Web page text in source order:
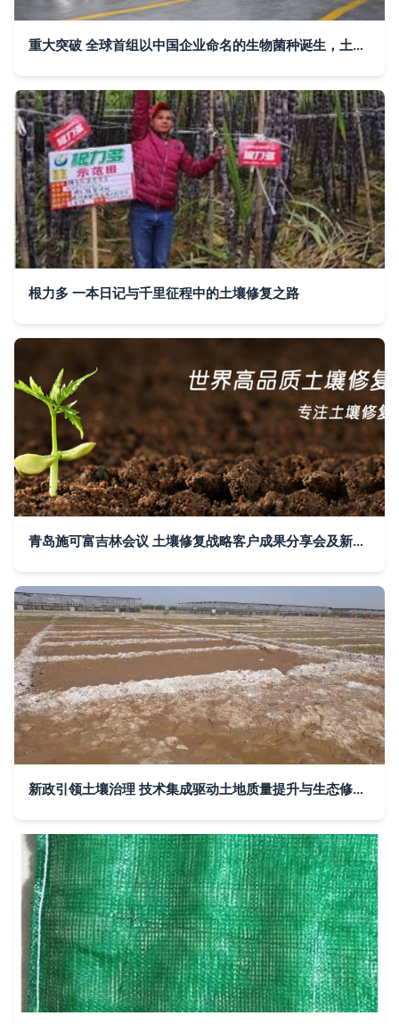
重大突破 全球首组以中国企业命名的生物菌种诞生，土壤修复迎来新篇章
根力多 一本日记与千里征程中的土壤修复之路
青岛施可富吉林会议 土壤修复战略客户成果分享会及新产品上市启动会圆满举行
新政引领土壤治理 技术集成驱动土地质量提升与生态修复新突破